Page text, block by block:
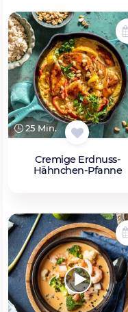
25 Min.
Cremige Erdnuss-
Hähnchen-Pfanne